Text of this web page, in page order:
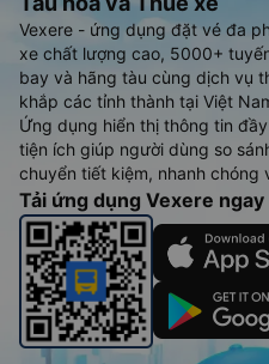
Vexere - ứng dụng đặt vé đa
xe chất lượng cao, 5000+
bay và hãng tàu cùng dịch vụ
khắp các tỉnh thành tại Việt
Ứng dụng hiển thị thông tin
tiện ích giúp người dùng so
chuyển tiết kiệm, nhanh chóng
Tải ứng dụng Vexere ngay